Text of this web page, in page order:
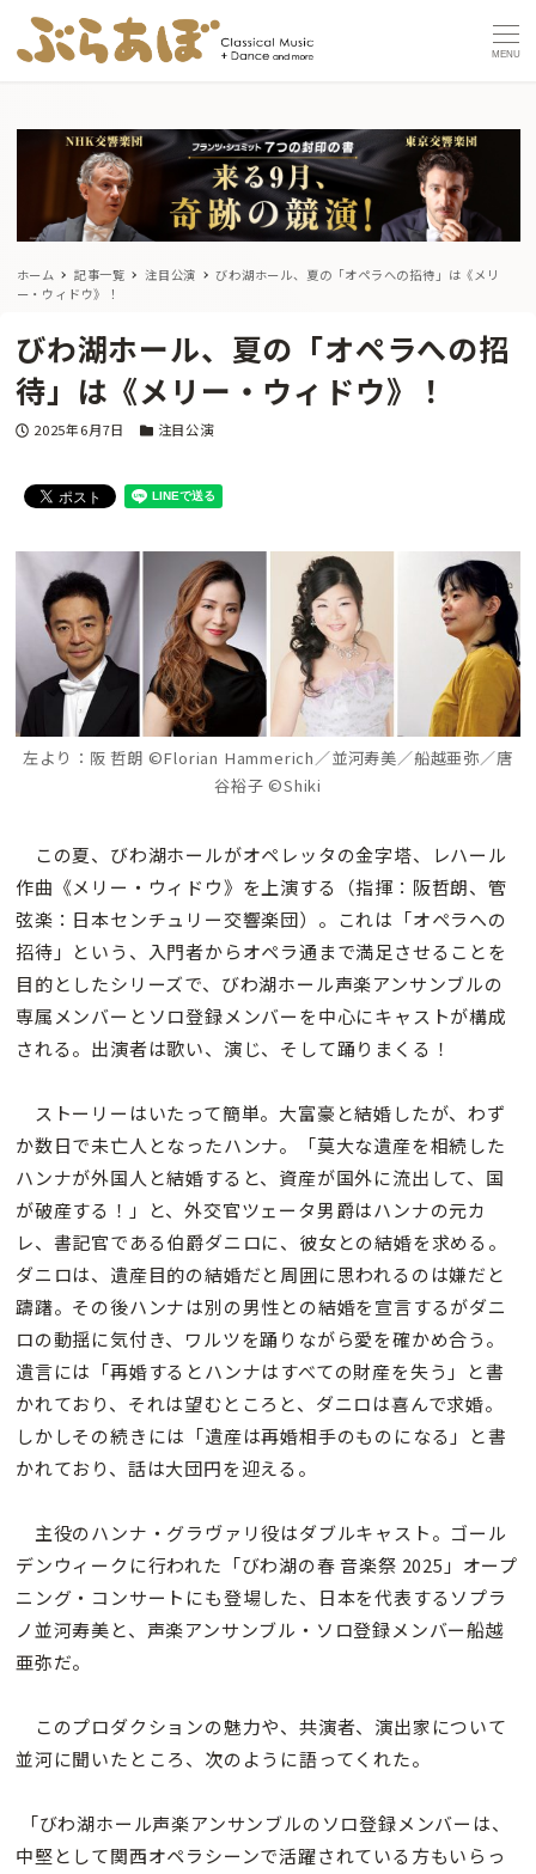
MENU
ホーム 記事一覧 注目公演
びわ湖ホール、夏の「オペラへの招待」は《メリ
ー・ウィドウ》！
びわ湖ホール、夏の「オペラへの招
待」は《メリー・ウィドウ》！
投稿日
2025年6月7日 カテゴリー
注目公演
左より：阪 哲朗 ©Florian Hammerich／並河寿美／船越亜弥／唐
谷裕子 ©Shiki
この夏、びわ湖ホールがオペレッタの金字塔、レハール
作曲《メリー・ウィドウ》を上演する（指揮：阪哲朗、管
弦楽：日本センチュリー交響楽団）。これは「オペラへの
招待」という、入門者からオペラ通まで満足させることを
目的としたシリーズで、びわ湖ホール声楽アンサンブルの
専属メンバーとソロ登録メンバーを中心にキャストが構成
される。出演者は歌い、演じ、そして踊りまくる！
ストーリーはいたって簡単。大富豪と結婚したが、わず
か数日で未亡人となったハンナ。「莫大な遺産を相続した
ハンナが外国人と結婚すると、資産が国外に流出して、国
が破産する！」と、外交官ツェータ男爵はハンナの元カ
レ、書記官である伯爵ダニロに、彼女との結婚を求める。
ダニロは、遺産目的の結婚だと周囲に思われるのは嫌だと
躊躇。その後ハンナは別の男性との結婚を宣言するがダニ
ロの動揺に気付き、ワルツを踊りながら愛を確かめ合う。
遺言には「再婚するとハンナはすべての財産を失う」と書
かれており、それは望むところと、ダニロは喜んで求婚。
しかしその続きには「遺産は再婚相手のものになる」と書
かれており、話は大団円を迎える。
主役のハンナ・グラヴァリ役はダブルキャスト。ゴール
デンウィークに行われた「びわ湖の春 音楽祭 2025」オープ
ニング・コンサートにも登場した、日本を代表するソプラ
ノ並河寿美と、声楽アンサンブル・ソロ登録メンバー船越
亜弥だ。
このプロダクションの魅力や、共演者、演出家について
並河に聞いたところ、次のように語ってくれた。
「びわ湖ホール声楽アンサンブルのソロ登録メンバーは、
中堅として関西オペラシーンで活躍されている方もいらっ